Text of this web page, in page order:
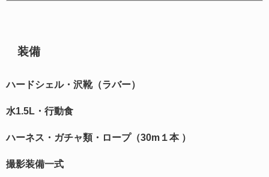
装備
ハードシェル・沢靴（ラバー）
水1.5L・行動食
ハーネス・ガチャ類・ロープ（30m１本 ）
撮影装備一式